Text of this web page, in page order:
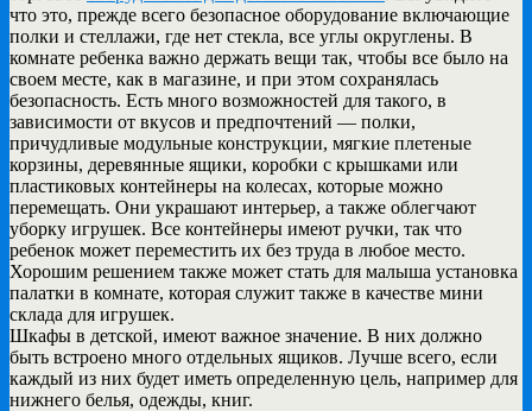
что это, прежде всего безопасное оборудование включающие
полки и стеллажи, где нет стекла, все углы округлены. В
комнате ребенка важно держать вещи так, чтобы все было на
своем месте, как в магазине, и при этом сохранялась
безопасность. Есть много возможностей для такого, в
зависимости от вкусов и предпочтений — полки,
причудливые модульные конструкции, мягкие плетеные
корзины, деревянные ящики, коробки с крышками или
пластиковых контейнеры на колесах, которые можно
перемещать. Они украшают интерьер, а также облегчают
уборку игрушек. Все контейнеры имеют ручки, так что
ребенок может переместить их без труда в любое место.
Хорошим решением также может стать для малыша установка
палатки в комнате, которая служит также в качестве мини
склада для игрушек.
Шкафы в детской, имеют важное значение. В них должно
быть встроено много отдельных ящиков. Лучше всего, если
каждый из них будет иметь определенную цель, например для
нижнего белья, одежды, книг.